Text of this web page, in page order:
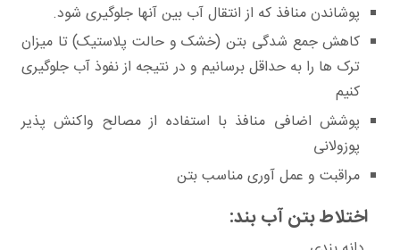
پوشاندن منافذ که از انتقال آب بین آنها جلوگیری شود.
کاهش جمع شدگی بتن (خشک و حالت پلاستیک) تا میزان
ترک ها را به حداقل برسانیم و در نتیجه از نفوذ آب جلوگیری
کنیم
پوشش اضافی منافذ با استفاده از مصالح واکنش پذیر
پوزولانی
مراقبت و عمل آوری مناسب بتن
اختلاط بتن آب بند: